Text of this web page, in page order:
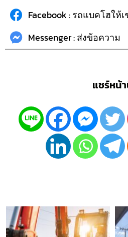
Facebook : รถแบคโฮให้
Messenger : ส่งข้อความ
แชร์หน้